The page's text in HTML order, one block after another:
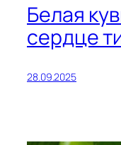
Белая
сердце
28.09.2025